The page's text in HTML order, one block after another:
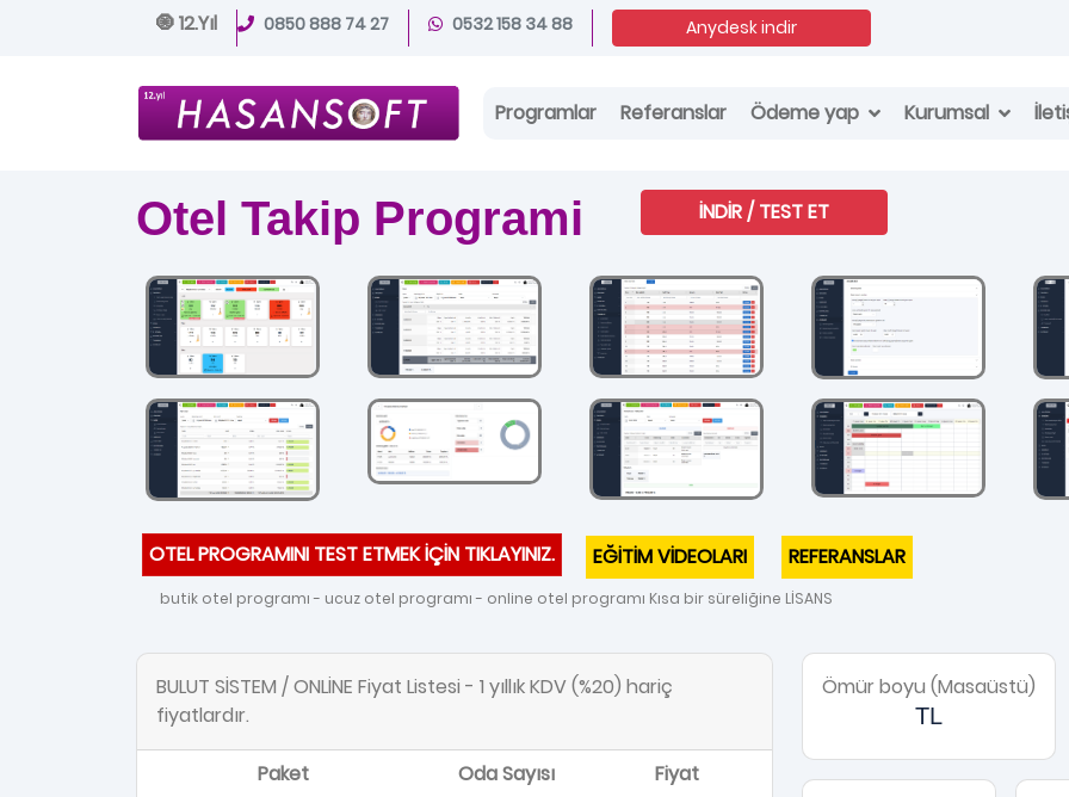
🧿 12.Yıl 0850 888 74 27 0532 158 34 88 Anydesk indir
Programlar Referanslar Ödeme yap Kurumsal
Otel Takip Programi İNDİR / TEST ET
OTEL PROGRAMINI TEST ETMEK İÇİN TIKLAYINIZ. EĞİTİM VİDEOLARI REFERANSLAR
butik otel programı - ucuz otel programı - online otel programı Kısa bir süreliğine LİSANS
BULUT SİSTEM / ONLİNE Fiyat Listesi - 1 yıllık KDV (%20) hariç
fiyatlardır.
Paket Oda Sayısı
Fiyat
Ömür boyu (Masaüstü)
TL